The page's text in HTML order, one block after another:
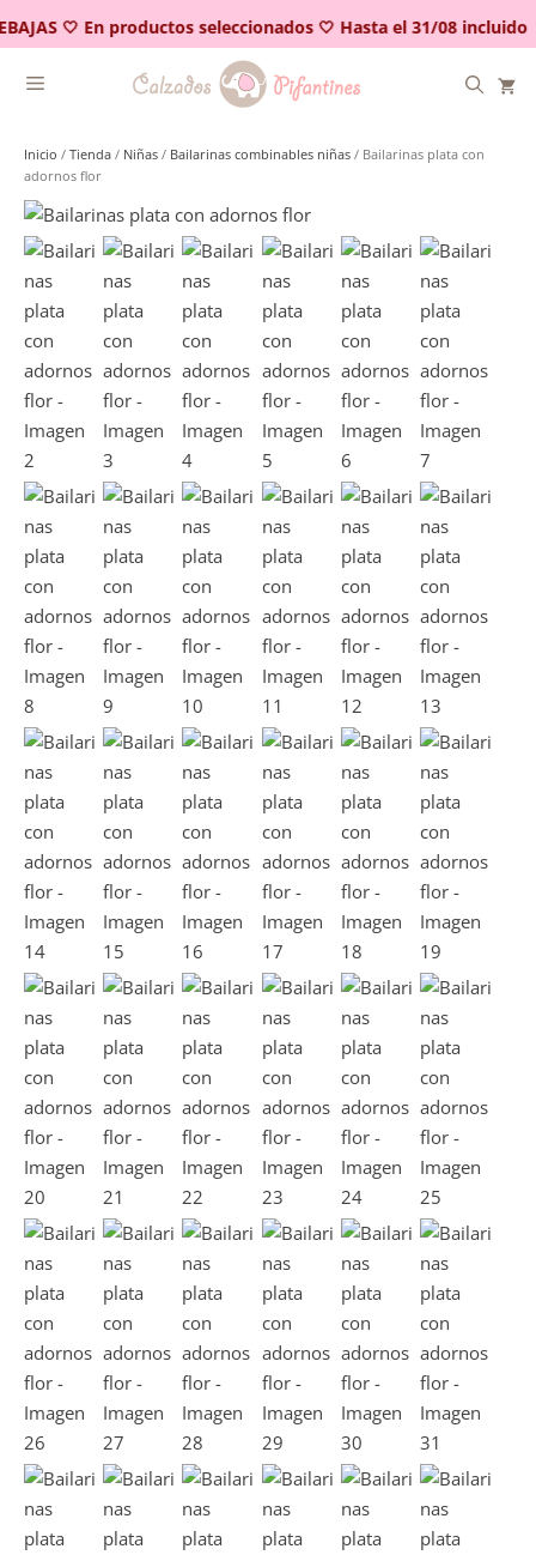
🤍 En productos seleccionados 🤍 Hasta el 31/08 incluido
al
contenido
Inicio / Tienda / Niñas / Bailarinas combinables niñas / Bailarinas plata con
adornos flor